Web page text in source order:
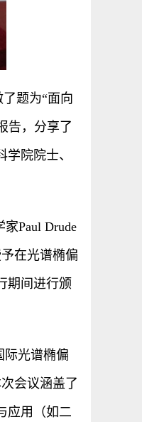
题为“面向
告，分享了
院院士、
Paul Drude
在光谱椭偏
期间进行颁
际光谱椭偏
会议涵盖了
应用（如二